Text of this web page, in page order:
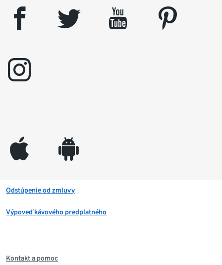
facebook twitter youtube
pinterest
instagram
appleinc android
Odstúpenie od zmluvy
Výpoveď kávového predplatného
Kontakt a pomoc